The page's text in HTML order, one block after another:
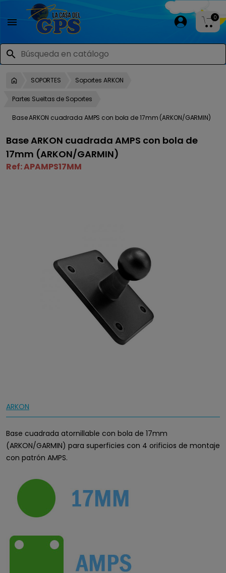

search
0
SOPORTES Soportes ARKON
Partes Sueltas de Soportes
Base ARKON cuadrada AMPS con bola de 17mm (ARKON/GARMIN)
Base ARKON cuadrada AMPS con bola de
17mm (ARKON/GARMIN)
Ref:APAMPS17MM
ARKON
Base cuadrada atornillable con bola de 17mm
(ARKON/GARMIN) para superficies con 4 orificios de montaje
con patrón AMPS.